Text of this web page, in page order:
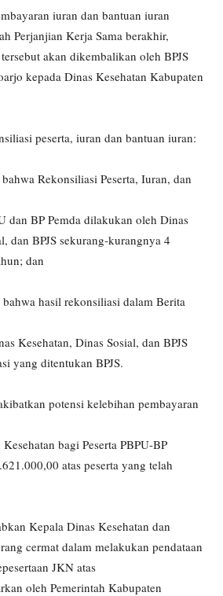
iuran dan bantuan iuran
Perjanjian Kerja Sama berakhir,
akan dikembalikan oleh BPJS
kepada Dinas Kesehatan Kabupaten
peserta, iuran dan bantuan iuran:
Rekonsiliasi Peserta, Iuran, dan
dan BP Pemda dilakukan oleh Dinas
dan BPJS sekurang-kurangnya 4
dan
hasil rekonsiliasi dalam Berita
Kesehatan, Dinas Sosial, dan BPJS
yang ditentukan BPJS.
potensi kelebihan pembayaran
bagi Peserta PBPU-BP
atas peserta yang telah
Kepala Dinas Kesehatan dan
cermat dalam melakukan pendataan
JKN atas
oleh Pemerintah Kabupaten